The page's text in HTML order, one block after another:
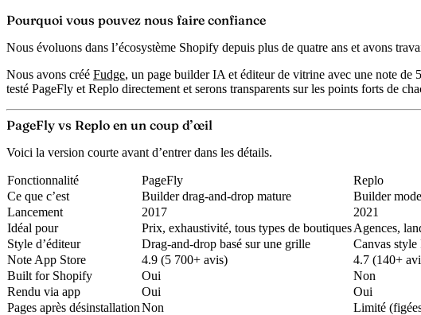
Pourquoi vous pouvez nous faire confiance
Nous évoluons dans l’écosystème Shopify depuis plus de quatre ans et avons
Nous avons créé Fudge, un page builder IA et éditeur de vitrine avec une note de
testé PageFly et Replo directement et serons transparents sur les points forts de
PageFly vs Replo en un coup d’œil
Voici la version courte avant d’entrer dans les détails.
Fonctionnalité PageFly Replo
Ce que c’est
Builder drag-and-drop mature Builder
Lancement
2017 2021
Idéal pour
Prix, exhaustivité, tous types de boutiquesAgences,
Style d’éditeur
Drag-and-drop basé sur une grille Canvas
Note App Store
4.9 (5 700+ avis) 4.7 (140+
Built for Shopify
Oui Non
Rendu via app
Oui Oui
Pages après désinstallationNon Limité